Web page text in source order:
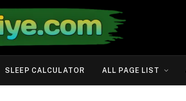
SLEEP CALCULATOR ALL PAGE LIST